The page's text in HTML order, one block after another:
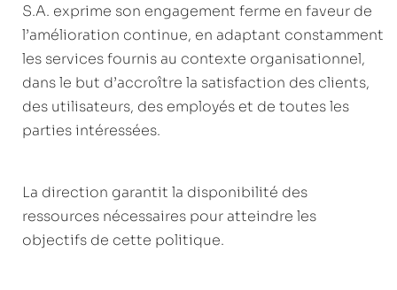
S.A. exprime son engagement ferme en faveur de
l’amélioration continue, en adaptant constamment
les services fournis au contexte organisationnel,
dans le but d’accroître la satisfaction des clients,
des utilisateurs, des employés et de toutes les
parties intéressées.
La direction garantit la disponibilité des
ressources nécessaires pour atteindre les
objectifs de cette politique.